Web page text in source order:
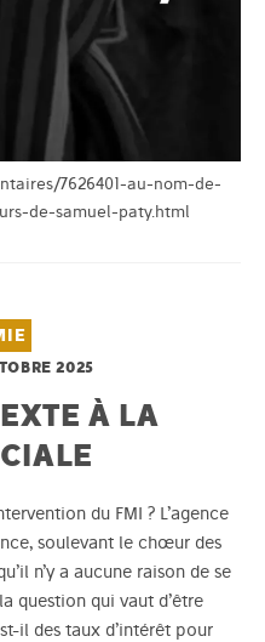
7626401-au-nom-de-
de-samuel-paty.html
2025
À LA
du FMI ? L’agence
soulevant le chœur des
n’y a aucune raison de se
question qui vaut d’être
il des taux d’intérêt pour